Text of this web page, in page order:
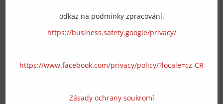
odkaz na podmínky zpracování.
https://business.safety.google/privacy/
https://www.facebook.com/privacy/policy/?locale=cz-CR
Zásady ochrany soukromí